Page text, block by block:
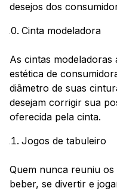
desejos dos
Cinta modeladora
As cintas
estética de
diâmetro de suas
desejam corrigir sua
oferecida pela cinta.
Jogos de tabuleiro
Quem nunca reuniu
beber, se divertir e